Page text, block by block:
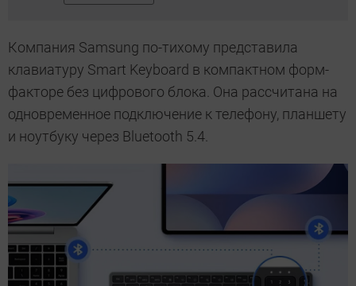
Компания Samsung по-тихому представила
клавиатуру Smart Keyboard в компактном форм-
факторе без цифрового блока. Она рассчитана на
одновременное подключение к телефону, планшету
и ноутбуку через Bluetooth 5.4.